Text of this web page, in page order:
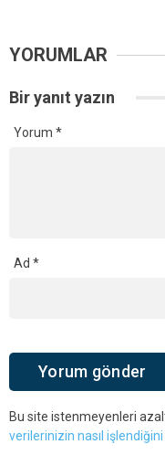
YORUMLAR
Bir yanıt yazın
Yorum *
Ad *
Bu site istenmeyenleri
verilerinizin nasıl işlendiğini